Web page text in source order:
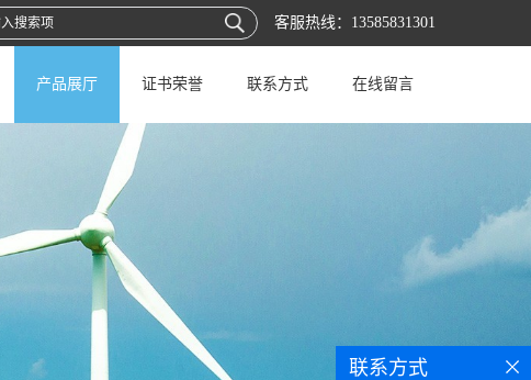
客服热线： 13585831301
产品展厅 证书荣誉 联系方式 在线留言
联系方式